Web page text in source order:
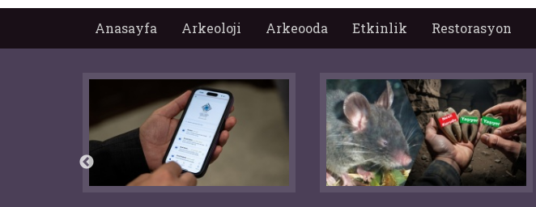
Anasayfa Arkeoloji Arkeooda Etkinlik Restorasyon